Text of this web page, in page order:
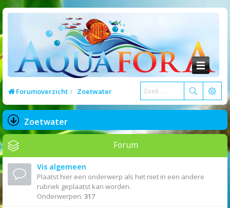
Forumoverzicht Zoetwater
Zoetwater
Forum
Vis algemeen
Plaatst hier een onderwerp als het niet in een andere
rubriek geplaatst kan worden.
Onderwerpen: 317